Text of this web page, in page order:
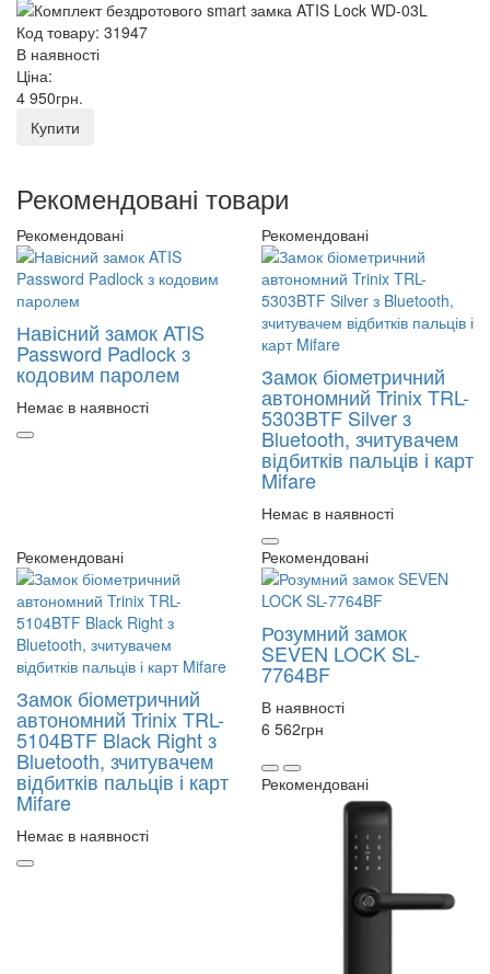
Код товару: 31947
В наявності
Ціна:
4 950грн.
Купити
Рекомендовані товари
Рекомендовані
Навісний замок ATIS
Password Padlock з
кодовим паролем
Немає в наявності
Рекомендовані
Замок біометричний
автономний Trinix TRL-
5303BTF Silver з
Bluetooth, зчитувачем
відбитків пальців і карт
Mifare
Немає в наявності
Рекомендовані
Замок біометричний
автономний Trinix TRL-
5104BTF Black Right з
Bluetooth, зчитувачем
відбитків пальців і карт
Mifare
Немає в наявності
Рекомендовані
Розумний замок
SEVEN LOCK SL-
7764BF
В наявності
6 562грн
Рекомендовані